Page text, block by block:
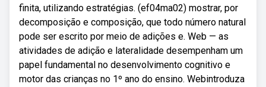
finita, utilizando estratégias. (ef04ma02) mostrar, por
decomposição e composição, que todo número natural
pode ser escrito por meio de adições e. Web — as
atividades de adição e lateralidade desempenham um
papel fundamental no desenvolvimento cognitivo e
motor das crianças no 1º ano do ensino. Webintroduza